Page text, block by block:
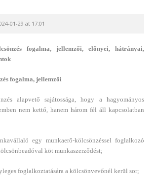
01-29 at 17:01
fogalma, jellemzői, előnyei, hátrányai,
fogalma, jellemzői
alapvető sajátossága, hogy a hagyományos
nem kettő, hanem három fél áll kapcsolatban
egy munkaerő-kölcsönzéssel foglalkozó
köt munkaszerződést;
foglalkoztatására a kölcsönvevőnél kerül sor;